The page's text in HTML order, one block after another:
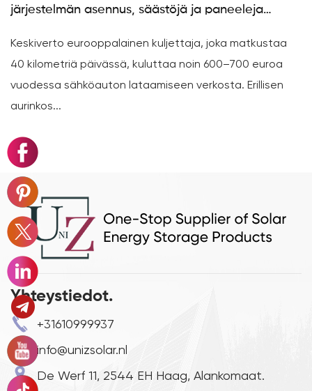
asennus, säästöjä ja paneeleja
eurooppalainen kuljettaja, joka matkustaa
päivässä, kuluttaa noin 600–700 euroa
sähköauton lataamiseen verkosta. Erillisen
314 Ah:n
GE-F -
luvuilla on
Yhteystiedot.
+31610999937
info@unizsolar.nl
De Werf 11, 2544 EH Haag, Alankomaat.